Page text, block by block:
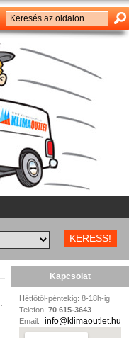
Kapcsolat
Hétfőtől-péntekig: 8-18h-ig
Telefon: 70 615-3643
Email: info@klimaoutlet.hu